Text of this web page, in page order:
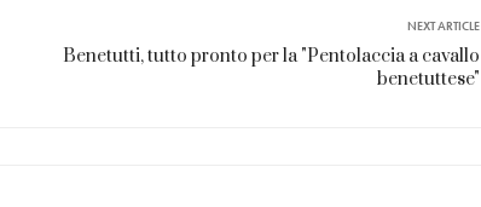
NEXT ARTICLE
Benetutti, tutto pronto per la "Pentolaccia a cavallo
benetuttese"